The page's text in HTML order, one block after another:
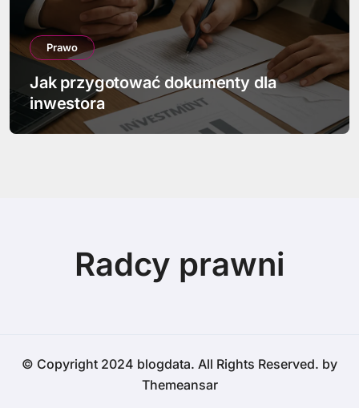
Prawo
Jak przygotować dokumenty dla
inwestora
Radcy prawni
© Copyright 2024 blogdata. All Rights Reserved. by
Themeansar